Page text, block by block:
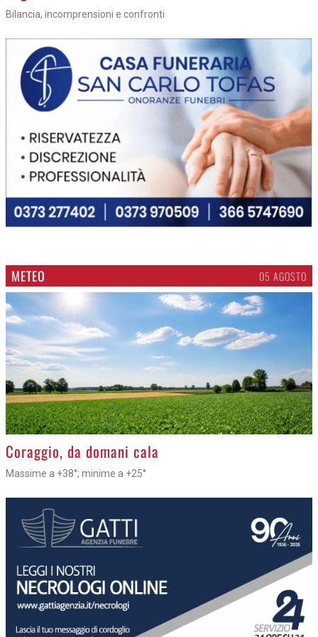
Bilancia, incomprensioni e confronti
METEO 05 AGOSTO
>
Coraggio, da domani cala
Massime a +38°; minime a +25°